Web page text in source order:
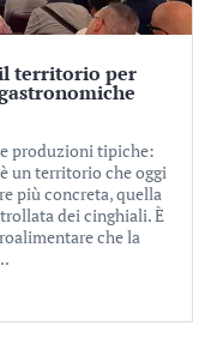
territorio per
produzioni tipiche:
un territorio che oggi
più concreta, quella
dei cinghiali. È
che la